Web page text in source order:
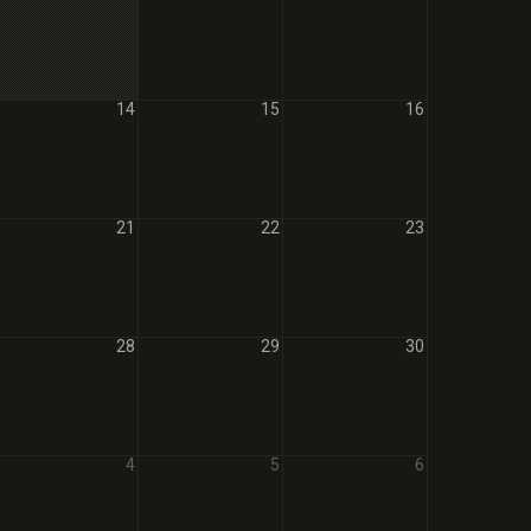
14 15 16
21 22 23
28 29 30
4 5 6